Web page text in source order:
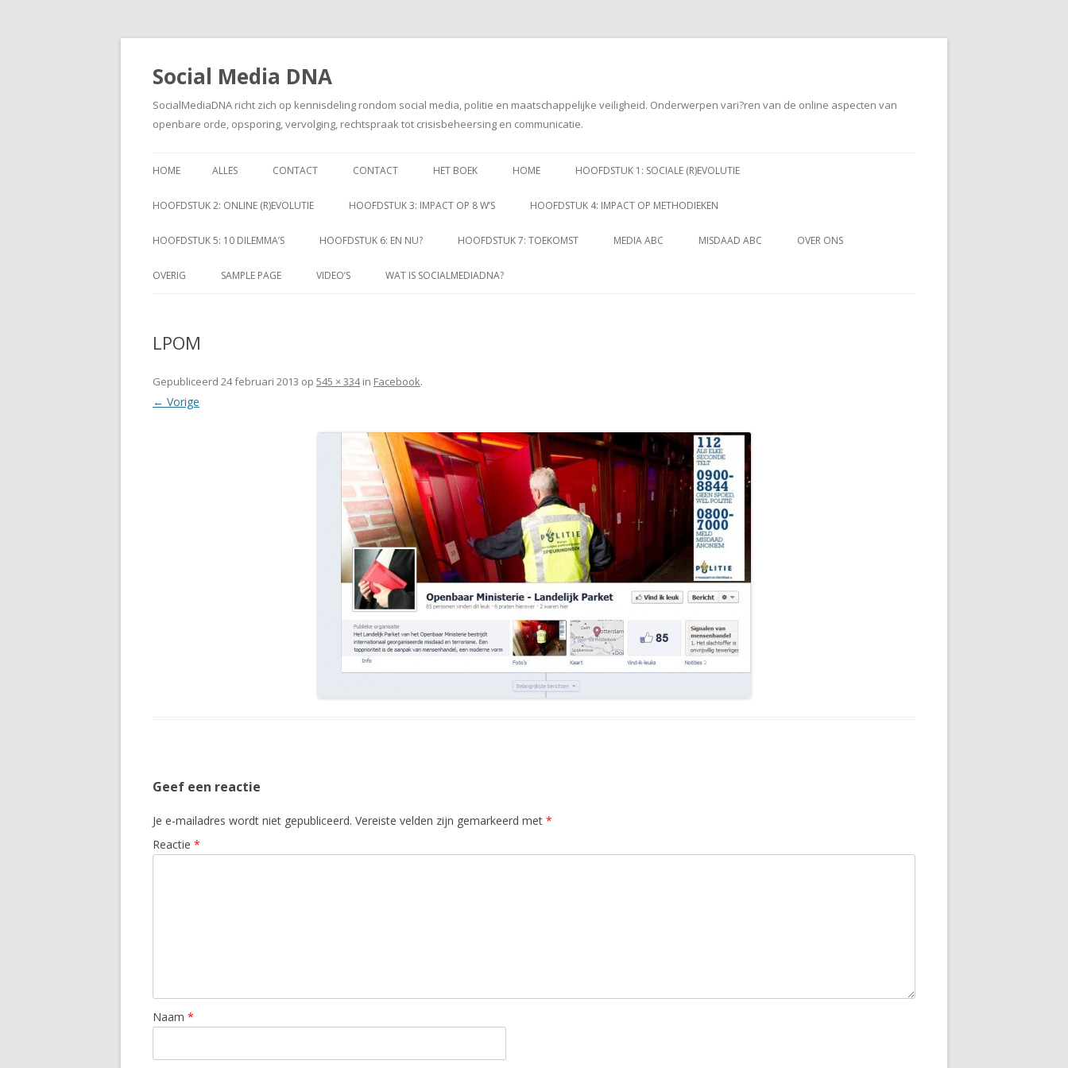
Social Media DNA
SocialMediaDNA richt zich op kennisdeling rondom social media, politie en maatschappelijke veiligheid. Onderwerpen vari?ren van de online aspecten van
openbare orde, opsporing, vervolging, rechtspraak tot crisisbeheersing en communicatie.
naar
HOME ALLES CONTACT CONTACT HET BOEK HOME HOOFDSTUK 1: SOCIALE (R)EVOLUTIE
HOOFDSTUK 2: ONLINE (R)EVOLUTIE HOOFDSTUK 3: IMPACT OP 8 W’S HOOFDSTUK 4: IMPACT OP METHODIEKEN
HOOFDSTUK 5: 10 DILEMMA’S HOOFDSTUK 6: EN NU? HOOFDSTUK 7: TOEKOMST MEDIA ABC MISDAAD ABC OVER ONS
OVERIG SAMPLE PAGE VIDEO’S WAT IS SOCIALMEDIADNA?
LPOM
Gepubliceerd 24 februari 2013 op 545 × 334in Facebook.
← Vorige
Geef een reactie
Je e-mailadres wordt niet gepubliceerd. Vereiste velden zijn gemarkeerd met *
Reactie *
Naam *